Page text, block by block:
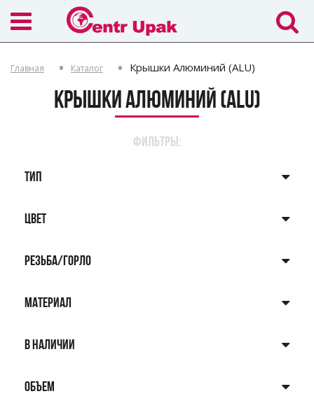
Главная Каталог Крышки Алюминий (ALU)
Крышки Алюминий (ALU)
ФИЛЬТРЫ:
ТИП
ЦВЕТ
РЕЗЬБА/ГОРЛО
МАТЕРИАЛ
В НАЛИЧИИ
ОБЪЕМ